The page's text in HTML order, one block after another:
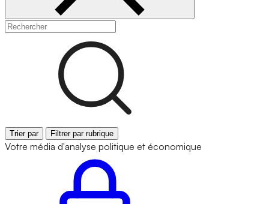
Trier par Filtrer par rubrique
Votre média d'analyse politique et économique